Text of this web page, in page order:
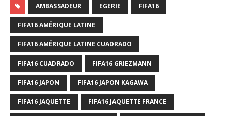
AMBASSADEUR EGERIE FIFA16
FIFA16 AMÉRIQUE LATINE
FIFA16 AMÉRIQUE LATINE CUADRADO
FIFA16 CUADRADO FIFA16 GRIEZMANN
FIFA16 JAPON FIFA16 JAPON KAGAWA
FIFA16 JAQUETTE FIFA16 JAQUETTE FRANCE